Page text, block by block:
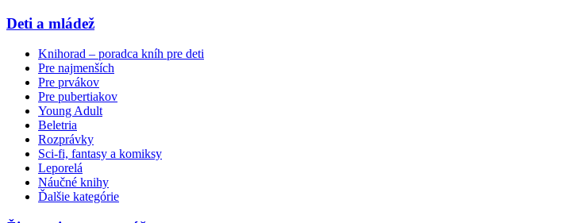
Deti a mládež
Knihorad – poradca kníh pre deti
Pre najmenších
Pre prvákov
Pre pubertiakov
Young Adult
Beletria
Rozprávky
Sci-fi, fantasy a komiksy
Leporelá
Náučné knihy
Ďalšie kategórie